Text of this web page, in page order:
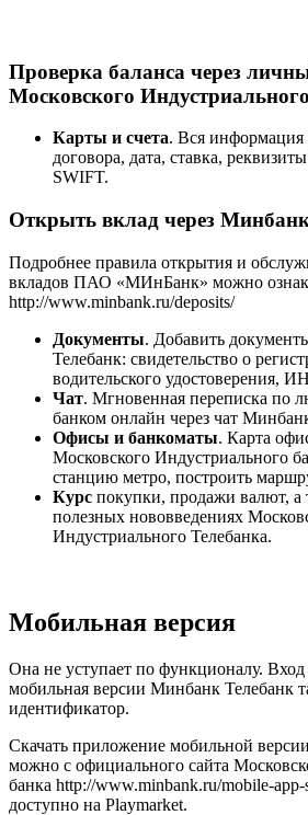
Проверка баланса через
Московского
Карты и счета. Вся информация
договора, дата, ставка,
SWIFT.
Открыть вклад через
Подробнее правила открытия и
вкладов ПАО «МИнБанк» можно
http://www.minbank.ru/deposits/
Документы. Добавить
Телебанк: свидетельство о
водительского удостоверения,
Чат. Мгновенная переписка по
банком онлайн через чат
Офисы и банкоматы. Карта
Московского Индустриального
станцию метро, построить
Курс покупки, продажи валют, а
полезных нововведениях
Индустриального Телебанка.
Мобильная версия
Она не уступает по функционалу.
мобильная версии Минбанк Телебанк
идентификатор.
Скачать приложение мобильной
можно с официального сайта
банка http://www.minbank.ru/mobile-
доступно на Playmarket.